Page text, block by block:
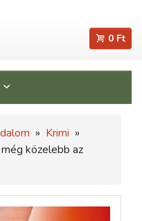
0 Ft
» Krimi »
közelebb az